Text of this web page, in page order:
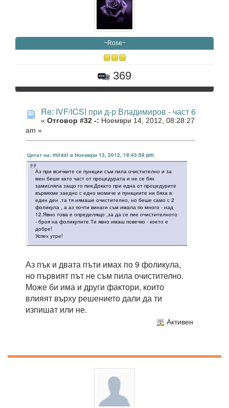
~Rose~
369
Re: IVF/ICSI при д-р Владимиров - част 6
« Отговор #32 -: Ноември 14, 2012, 08:28:27
am »
Цитат на: miraxi в Ноември 13, 2012, 19:43:59 pm
Аз при всичките се пункции съм пила очистително и за
мен беше като част от процедурата и не се бях
замисляла защо го пия.Докато при една от процедурите
вървяхме заедно с едно момиче и пункциите ни бяха в
един ден ,та тя нямаше очистително, но беше само с 2
фоликула , а аз почти винаги съм имала по много - над
12.Явно това е определящо ,за да се пие очистителното
- броя на фоликулите.Ти явно имаш повечко - което е
добре!
Успех утре!
Аз пък и двата пъти имах по 9 фоликула,
но първият път не съм пила очистително.
Може би има и други фактори, които
влияят върху решението дали да ти
изпишат или не.
Активен